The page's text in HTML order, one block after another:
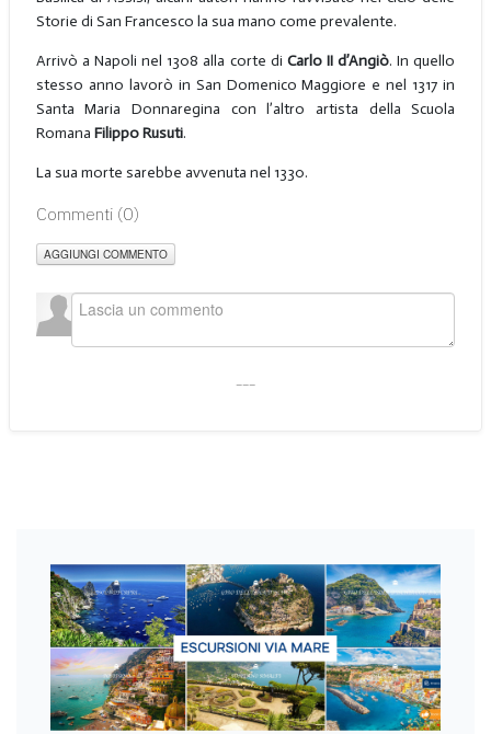
Storie di San Francesco la sua mano come prevalente.
Arrivò a Napoli nel 1308 alla corte di Carlo II d’Angiò. In quello
stesso anno lavorò in San Domenico Maggiore e nel 1317 in
Santa Maria Donnaregina con l’altro artista della Scuola
Romana Filippo Rusuti.
La sua morte sarebbe avvenuta nel 1330.
Commenti (0)
AGGIUNGI COMMENTO